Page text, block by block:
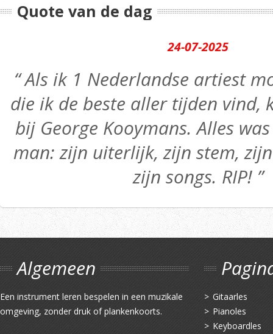
Quote van de dag
24-07-2025
“ Als ik 1 Nederlandse artiest
die ik de beste aller tijden vind,
bij George Kooymans. Alles
man: zijn uiterlijk, zijn stem,
zijn songs. RIP! ”
Algemeen
Een instrument leren bespelen in een muzikale
omgeving, zonder druk of plankenkoorts.
Gitaarles
Pianoles
Keyboardles